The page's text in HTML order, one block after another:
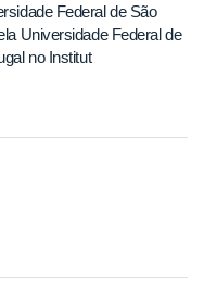
Federal de São
Universidade Federal de
no Institut